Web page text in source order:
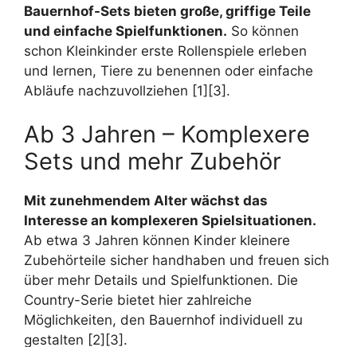
Bauernhof-Sets bieten große, griffige Teile
und einfache Spielfunktionen. So können
schon Kleinkinder erste Rollenspiele erleben
und lernen, Tiere zu benennen oder einfache
Abläufe nachzuvollziehen [1][3].
Ab 3 Jahren – Komplexere
Sets und mehr Zubehör
Mit zunehmendem Alter wächst das
Interesse an komplexeren Spielsituationen.
Ab etwa 3 Jahren können Kinder kleinere
Zubehörteile sicher handhaben und freuen sich
über mehr Details und Spielfunktionen. Die
Country-Serie bietet hier zahlreiche
Möglichkeiten, den Bauernhof individuell zu
gestalten [2][3].